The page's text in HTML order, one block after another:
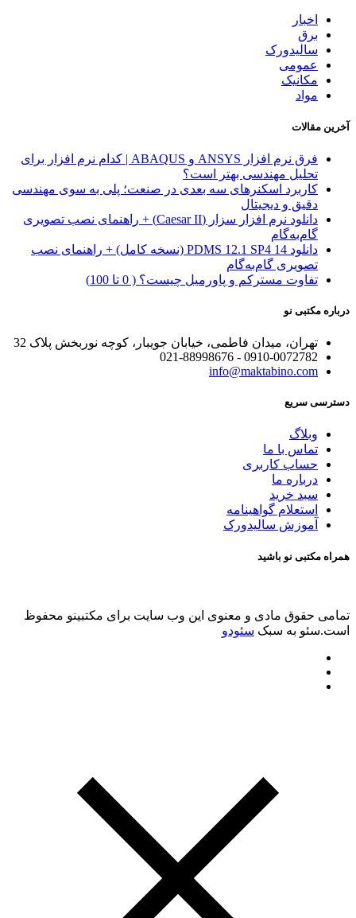
اخبار
برق
سالیدورک
عمومی
مکانیک
مواد
آخرین مقالات
فرق نرم افزار ANSYS و ABAQUS | کدام نرم افزار برای
تحلیل مهندسی بهتر است؟
کاربرد اسکنرهای سه‌ بعدی در صنعت؛ پلی به سوی مهندسی
دقیق و دیجیتال
دانلود نرم افزار سزار (Caesar II) + راهنمای نصب تصویری
گام‌به‌گام
دانلود PDMS 12.1 SP4 14 (نسخه کامل) + راهنمای نصب
تصویری گام‌به‌گام
تفاوت مسترکم و پاورمیل چیست؟ ( 0 تا 100)
درباره مکتبی نو
تهران، میدان فاطمی، خیابان جویبار، کوچه نوربخش پلاک 32
0910-0072782 - 021-88998676
info@maktabino.com
دسترسی سریع
وبلاگ
تماس با ما
حساب کاربری
درباره ما
سبد خرید
استعلام گواهینامه
آموزش سالیدورک
همراه مکتبی نو باشید
تمامی حقوق مادی و معنوی این وب سایت برای مکتبینو محفوظ
است.سئو به سبک سئودو